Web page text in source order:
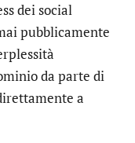
dei social
pubblicamente
da parte di
a